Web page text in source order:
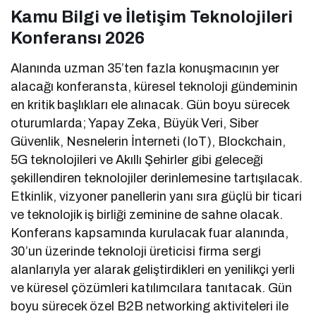
Kamu Bilgi ve İletişim Teknolojileri
Konferansı 2026
Alanında uzman 35’ten fazla konuşmacının yer
alacağı konferansta, küresel teknoloji gündeminin
en kritik başlıkları ele alınacak. Gün boyu sürecek
oturumlarda; Yapay Zeka, Büyük Veri, Siber
Güvenlik, Nesnelerin İnterneti (IoT), Blockchain,
5G teknolojileri ve Akıllı Şehirler gibi geleceği
şekillendiren teknolojiler derinlemesine tartışılacak.
Etkinlik, vizyoner panellerin yanı sıra güçlü bir ticari
ve teknolojik iş birliği zeminine de sahne olacak.
Konferans kapsamında kurulacak fuar alanında,
30’un üzerinde teknoloji üreticisi firma sergi
alanlarıyla yer alarak geliştirdikleri en yenilikçi yerli
ve küresel çözümleri katılımcılara tanıtacak. Gün
boyu sürecek özel B2B networking aktiviteleri ile